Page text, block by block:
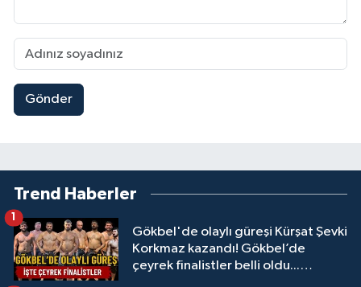
Gönder
Trend Haberler
Gökbel'de olaylı güreşi Kürşat Şevki
Korkmaz kazandı! Gökbel’de
çeyrek finalistler belli oldu...
1